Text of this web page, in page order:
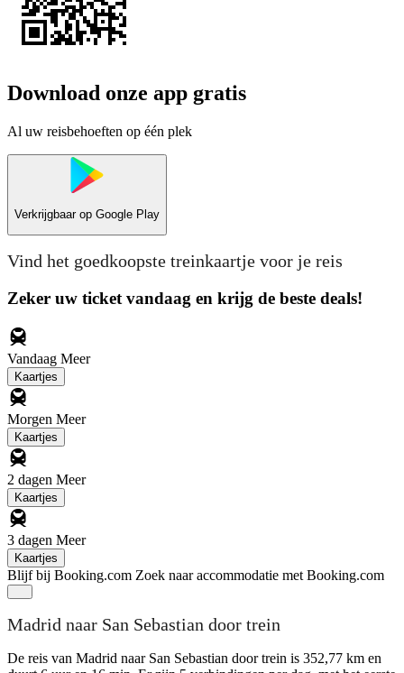
Download onze app gratis
Al uw reisbehoeften op één plek
Verkrijgbaar op Google Play
Vind het goedkoopste treinkaartje voor je reis
Zeker uw ticket vandaag en krijg de beste deals!
Vandaag Meer
Kaartjes
Morgen Meer
Kaartjes
2 dagen Meer
Kaartjes
3 dagen Meer
Kaartjes
Blijf bij Booking.com Zoek naar accommodatie met Booking.com
Madrid naar San Sebastian door trein
De reis van Madrid naar San Sebastian door trein is 352,77 km en